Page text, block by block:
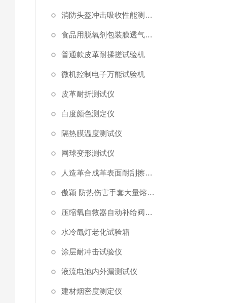
消防头盔冲击吸收性能测试仪
食品用脱氧剂包装膜透气阻力测试仪
普通款皮革耐揉搓试验机
微机控制电子万能试验机
皮革耐折测试仪
白度颜色测定仪
隔热膜温度测试仪
网球变形测试仪
人造革合成革表面耐刮擦综合测试仪
傲颖 防热伤害手套大量熔融金属泼溅测试仪
压缩氧自救器自动补给阀门和安全阀开启压力
水冷氙灯老化试验箱
涂层耐冲击试验仪
液流电池内外漏测试仪
建材烟密度测定仪